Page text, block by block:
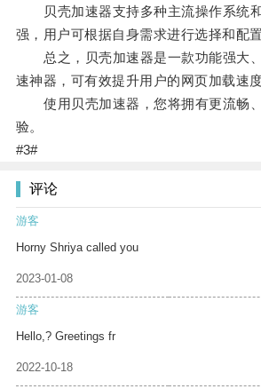
贝壳加速器支持多种主流操作系统
强，用户可根据自身需求进行选择和配置
总之，贝壳加速器是一款功能强大
速神器，可有效提升用户的网页加载速
使用贝壳加速器，您将拥有更流畅
验。
#3#
评论
游客
Horny Shriya called you
2023-01-08
游客
Hello,? Greetings fr
2022-10-18